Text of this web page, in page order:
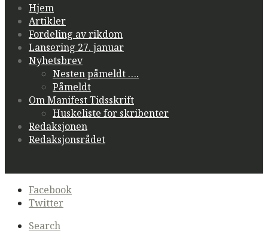
Hjem
Artikler
Fordeling av rikdom
Lansering 27. januar
Nyhetsbrev
Nesten påmeldt ….
Påmeldt
Om Manifest Tidsskrift
Huskeliste for skribenter
Redaksjonen
Redaksjonsrådet
Secondary
navigation
Facebook
Twitter
Search